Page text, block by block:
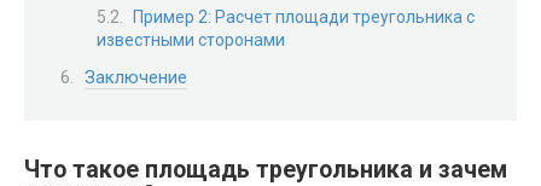
Пример 2: Расчет площади треугольника с
известными сторонами
Заключение
Что такое площадь треугольника и зачем